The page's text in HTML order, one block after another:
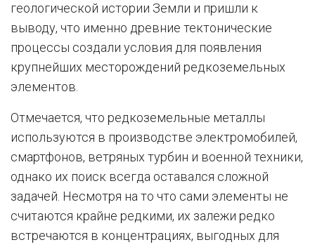
геологической истории Земли и пришли к
выводу, что именно древние тектонические
процессы создали условия для появления
крупнейших месторождений редкоземельных
элементов.
Отмечается, что редкоземельные металлы
используются в производстве электромобилей,
смартфонов, ветряных турбин и военной техники,
однако их поиск всегда оставался сложной
задачей. Несмотря на то что сами элементы не
считаются крайне редкими, их залежи редко
встречаются в концентрациях, выгодных для